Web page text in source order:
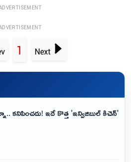
1 Next
కనిపించదు! ఇదే కొత్త 'ఇన్విజిబుల్ కిచెన్'